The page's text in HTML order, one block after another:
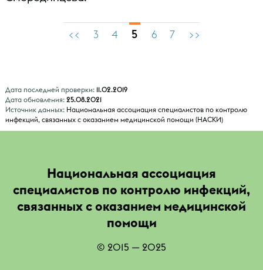
<< 3 4 5 6 7 >>
Дата последней проверки: 11.02.2019
Дата обновления: 25.08.2021
Источник данных: Национальная ассоциация специалистов по контролю
инфекций, связанных с оказанием медицинской помощи (НАСКИ)
Национальная ассоциация
специалистов по контролю инфекций,
связанных с оказанием медицинской
помощи
© 2015 — 2025